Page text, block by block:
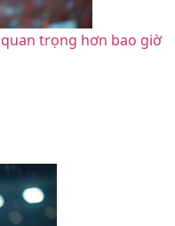
trọng hơn bao giờ